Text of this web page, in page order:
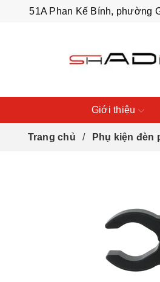
51A Phan Kế Bính, phường
Giới thiệu
Trang chủ Phụ kiện đèn